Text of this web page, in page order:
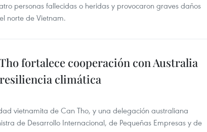
personas fallecidas o heridas y provocaron graves daños
norte de Vietnam.
fortalece cooperación con Australia
climática
vietnamita de Can Tho, y una delegación australiana
de Desarrollo Internacional, de Pequeñas Empresas y de